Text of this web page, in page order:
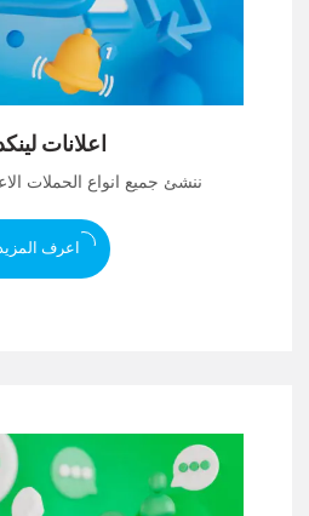
اعلانات
ننشئ جميع انواع الحملات
اعرف